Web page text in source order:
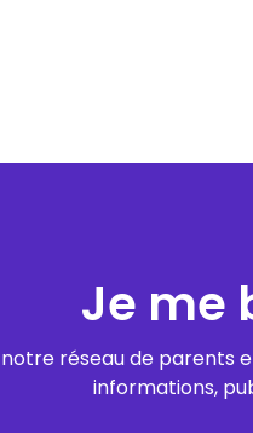
Je me
réseau de parents
informations,